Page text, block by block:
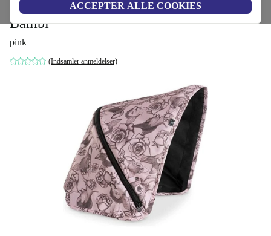
ACCEPTER ALLE COOKIES
Hauck solbeskyttelse Verdeck Swift X
Bambi
pink
(Indsamler anmeldelser)